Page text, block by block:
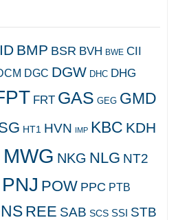
BMP BSR BVH BWE CII
DGC DGW DHC DHG
FRT GAS GEG GMD
HT1 HVN IMP KBC KDH
MWG NKG NLG NT2
PNJ POW PPC PTB
REE SAB SCS SSI STB